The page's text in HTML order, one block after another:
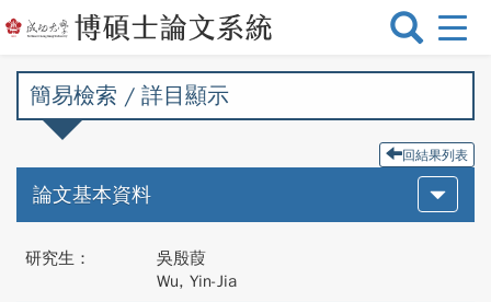
選
切
簡易檢索 / 詳目顯示
回結果列表
論文基本資料
研究生：
吳殷葭
Wu, Yin-Jia